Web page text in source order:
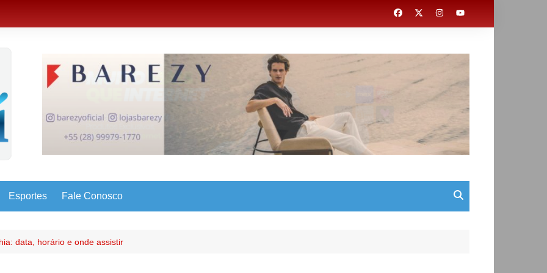
Esportes Fale Conosco
data, horário e onde assistir